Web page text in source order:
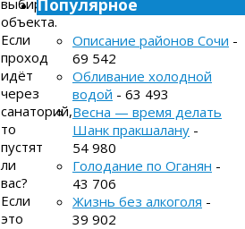
объекта.
Если
проход
идёт
через
санаторий,
то
пустят
ли
вас?
Если
это
Популярное
Описание районов Сочи -
69 542
Обливание холодной
водой - 63 493
Весна — время делать
Шанк пракшалану -
54 980
Голодание по Оганян -
43 706
Жизнь без алкоголя -
39 902